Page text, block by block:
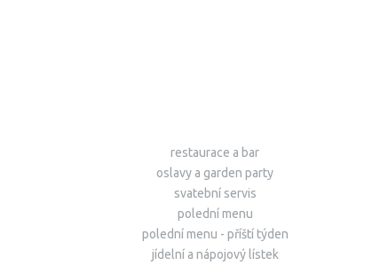
restaurace a bar
oslavy a garden party
svatební servis
polední menu
polední menu - příští týden
jídelní a nápojový lístek